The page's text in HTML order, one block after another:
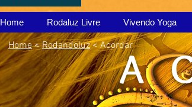
Home Rodaluz Livre Vivendo Yoga
A
Home<Rodandoluz< Acordar